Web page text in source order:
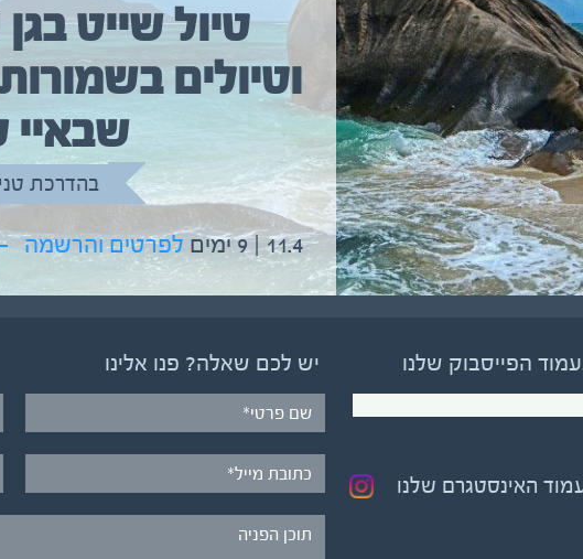
טיול שייט
וטיולים
שבאיי
בהדרכת
11.4 | 9 ימים לפרטים והרשמה
הפייסבוק שלנו
האינסטגרם שלנו
יש לכם שאלה? פנו אלינו